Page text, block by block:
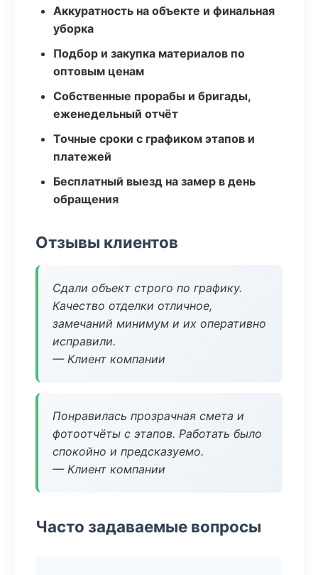
Аккуратность на объекте и финальная
уборка
Подбор и закупка материалов по
оптовым ценам
Собственные прорабы и бригады,
еженедельный отчёт
Точные сроки с графиком этапов и
платежей
Бесплатный выезд на замер в день
обращения
Отзывы клиентов
Сдали объект строго по графику.
Качество отделки отличное,
замечаний минимум и их оперативно
исправили.
— Клиент компании
Понравилась прозрачная смета и
фотоотчёты с этапов. Работать было
спокойно и предсказуемо.
— Клиент компании
Часто задаваемые вопросы